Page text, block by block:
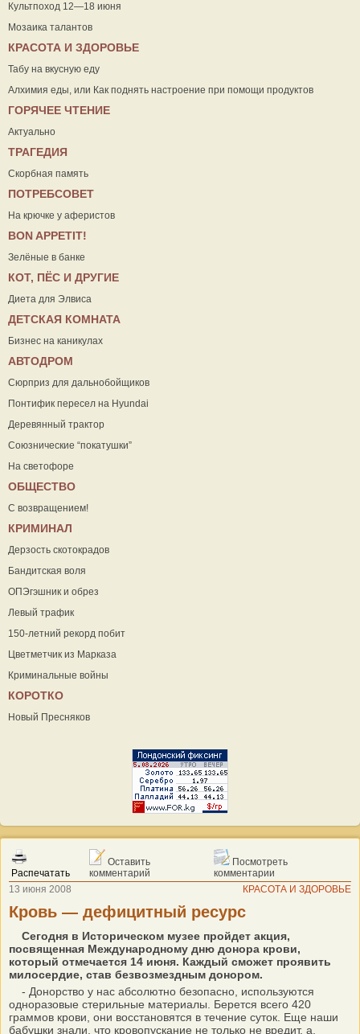
Культпоход 12—18 июня
Мозаика талантов
КРАСОТА И ЗДОРОВЬЕ
Табу на вкусную еду
Алхимия еды, или Как поднять настроение при помощи продуктов
ГОРЯЧЕЕ ЧТЕНИЕ
Актуально
ТРАГЕДИЯ
Скорбная память
ПОТРЕБСОВЕТ
На крючке у аферистов
ВON APPETIT!
Зелёные в банке
КОТ, ПЁС И ДРУГИЕ
Диета для Элвиса
ДЕТСКАЯ КОМНАТА
Бизнес на каникулах
АВТОДРОМ
Сюрприз для дальнобойщиков
Понтифик пересел на Hyundai
Деревянный трактор
Союзнические “покатушки”
На светофоре
ОБЩЕСТВО
С возвращением!
КРИМИНАЛ
Дерзость скотокрадов
Бандитская воля
ОПЭгэшник и обрез
Левый трафик
150-летний рекорд побит
Цветметчик из Марказа
Криминальные войны
КОРОТКО
Новый Пресняков
Распечатать
Оставить
комментарий
Посмотреть
комментарии
13 июня 2008
КРАСОТА И ЗДОРОВЬЕ
Кровь — дефицитный ресурс
Сегодня в Историческом музее пройдет акция,
посвященная Международному дню донора крови,
который отмечается 14 июня. Каждый сможет проявить
милосердие, став безвозмездным донором.
- Донорство у нас абсолютно безопасно, используются
одноразовые стерильные материалы. Берется всего 420
граммов крови, они восстановятся в течение суток. Еще наши
бабушки знали, что кровопускание не только не вредит, а,